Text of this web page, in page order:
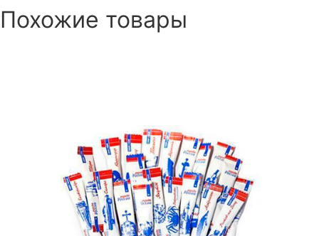
Похожие товары